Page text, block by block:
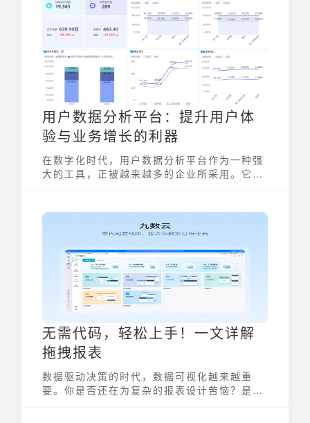
用户数据分析平台：提升用户体
验与业务增长的利器
在数字化时代，用户数据分析平台作为一种强
大的工具，正被越来越多的企业所采用。它能
化产品，并实现业务的持续增长。通过对用户
行为的精细化分析，企业可以更好地把握市场
无需代码，轻松上手！一文详解
拖拽报表
数据驱动决策的时代，数据可视化越来越重
要。你是否还在为复杂的报表设计苦恼？是否